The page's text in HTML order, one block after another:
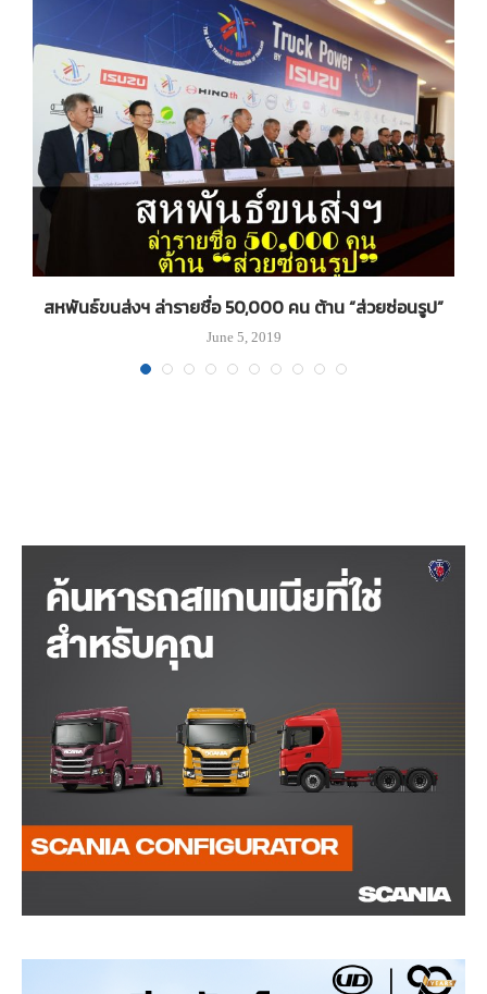
สหพันธ์ขนส่งฯ ล่ารายชื่อ 50,000 คน ต้าน “ส่วยซ่อนรูป”
June 5, 2019